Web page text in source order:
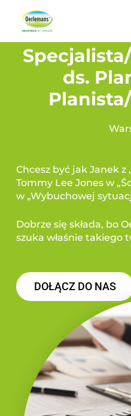
ds.
Chcesz być jak Janek z
Tommy Lee Jones w
w „Wybuchowej
Dobrze się składa, bo
szuka właśnie takiego
DOŁĄCZ DO NAS